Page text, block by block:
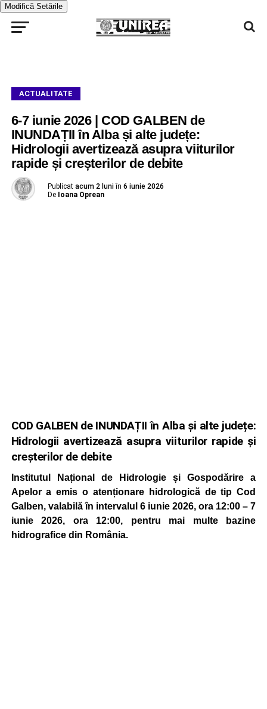
Modifică Setările
ACTUALITATE
6-7 iunie 2026 | COD GALBEN de
INUNDAȚII în Alba și alte județe:
Hidrologii avertizează asupra viiturilor
rapide și creșterilor de debite
Publicat acum 2 luni în 6 iunie 2026
De Ioana Oprean
COD GALBEN de INUNDAȚII în Alba și alte județe:
Hidrologii avertizează asupra viiturilor rapide și
creșterilor de debite
Institutul Național de Hidrologie și Gospodărire a
Apelor a emis o atenționare hidrologică de tip Cod
Galben, valabilă în intervalul 6 iunie 2026, ora 12:00 – 7
iunie 2026, ora 12:00, pentru mai multe bazine
hidrografice din România.